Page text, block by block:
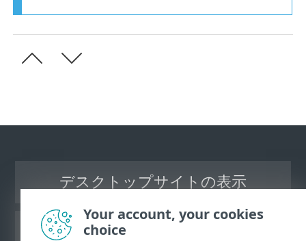
デスクトップサイトの表示
ESETナレッジベース
Your account, your cookies
choice